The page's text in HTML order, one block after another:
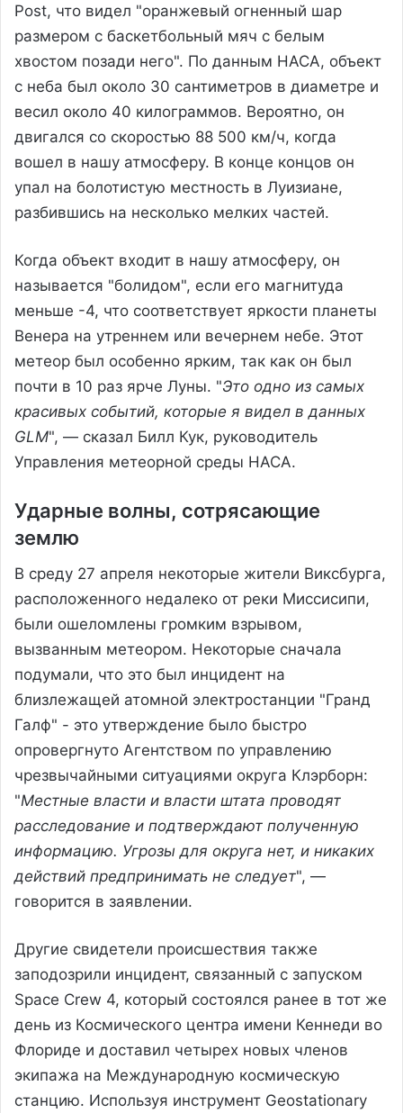
Post, что видел "оранжевый огненный шар
размером с баскетбольный мяч с белым
хвостом позади него". По данным НАСА, объект
с неба был около 30 сантиметров в диаметре и
весил около 40 килограммов. Вероятно, он
двигался со скоростью 88 500 км/ч, когда
вошел в нашу атмосферу. В конце концов он
упал на болотистую местность в Луизиане,
разбившись на несколько мелких частей.
Когда объект входит в нашу атмосферу, он
называется "болидом", если его магнитуда
меньше -4, что соответствует яркости планеты
Венера на утреннем или вечернем небе. Этот
метеор был особенно ярким, так как он был
почти в 10 раз ярче Луны. "Это одно из самых
красивых событий, которые я видел в данных
GLM", — сказал Билл Кук, руководитель
Управления метеорной среды НАСА.
Ударные волны, сотрясающие
землю
В среду 27 апреля некоторые жители Виксбурга,
расположенного недалеко от реки Миссисипи,
были ошеломлены громким взрывом,
вызванным метеором. Некоторые сначала
подумали, что это был инцидент на
близлежащей атомной электростанции "Гранд
Галф" - это утверждение было быстро
опровергнуто Агентством по управлению
чрезвычайными ситуациями округа Клэрборн:
"Местные власти и власти штата проводят
расследование и подтверждают полученную
информацию. Угрозы для округа нет, и никаких
действий предпринимать не следует", —
говорится в заявлении.
Другие свидетели происшествия также
заподозрили инцидент, связанный с запуском
Space Crew 4, который состоялся ранее в тот же
день из Космического центра имени Кеннеди во
Флориде и доставил четырех новых членов
экипажа на Международную космическую
станцию. Используя инструмент Geostationary